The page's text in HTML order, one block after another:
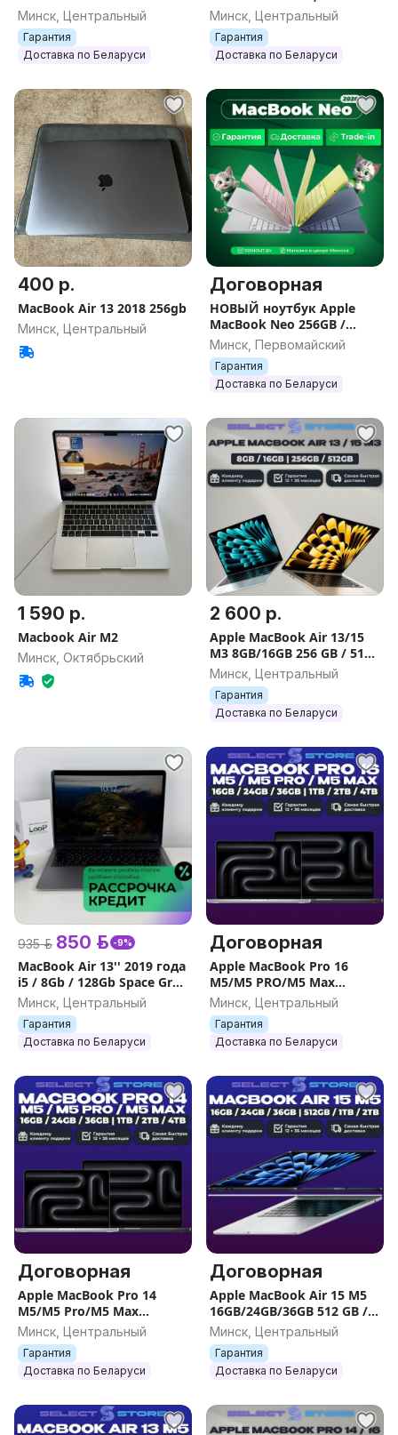
16гб/512Гб/24Гб/1ТБ/32Гб
/2Тб 2026 Новый,
Гарантия.
Минск, Центральный
Гарантия
Доставка по Беларуси
ГАРАНТИЯ
Минск, Центральный
Гарантия
Доставка по Беларуси
400 р.
MacBook Air 13 2018 256gb
Минск, Центральный
Договорная
НОВЫЙ ноутбук Apple
MacBook Neo 256GB /
512GB / (запечатан) /
Гарантия
Минск, Первомайский
Гарантия
Доставка по Беларуси
1 590 р.
Macbook Air M2
Минск, Октябрьский
2 600 р.
Apple MacBook Air 13/15
M3 8GB/16GB 256 GB / 512
GB НОВЫЕ , ГАРАНТИЯ
Минск, Центральный
Гарантия
Доставка по Беларуси
935 р. 850 р. -9%
MacBook Air 13'' 2019 года
i5 / 8Gb / 128Gb Space Gray
с гарантией и рассрочкой
Минск, Центральный
Гарантия
Доставка по Беларуси
Договорная
Apple MacBook Pro 16
M5/M5 PRO/M5 Max
16GB/24GB/36GB
1TB/2TB/4TB ГАРАНТИЯ ,
НОВЫЕ
Минск, Центральный
Гарантия
Доставка по Беларуси
Договорная
Apple MacBook Pro 14
M5/M5 Pro/M5 Max
16GB/24GB/36GB
1TB/2TB/4TB
Минск, Центральный
Гарантия
Доставка по Беларуси
Договорная
Apple MacBook Air 15 M5
16GB/24GB/36GB 512 GB /
1TB / 2TB ГАРАНТИЯ ,
НОВЫЕ
Минск, Центральный
Гарантия
Доставка по Беларуси